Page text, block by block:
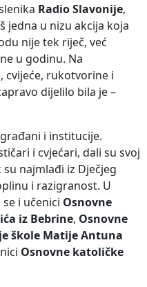
Radio Slavonije,
jedna u nizu akcija koja
nije tek riječ, već
u godinu. Na
cvijeće, rukotvorine i
dijelilo bila je –
i institucije.
i cvjećari, dali su svoj
najmlađi iz Dječjeg
i razigranost. U
i učenici Osnovne
iz Bebrine, Osnovne
škole Matije Antuna
Osnovne katoličke